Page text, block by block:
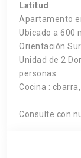
Latitud
Apartamento
Ubicado a 600
Orientación
Unidad de 2
personas
Cocina :
Consulte con